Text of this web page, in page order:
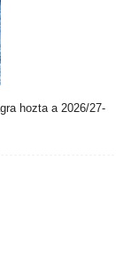
hozta a 2026/27-